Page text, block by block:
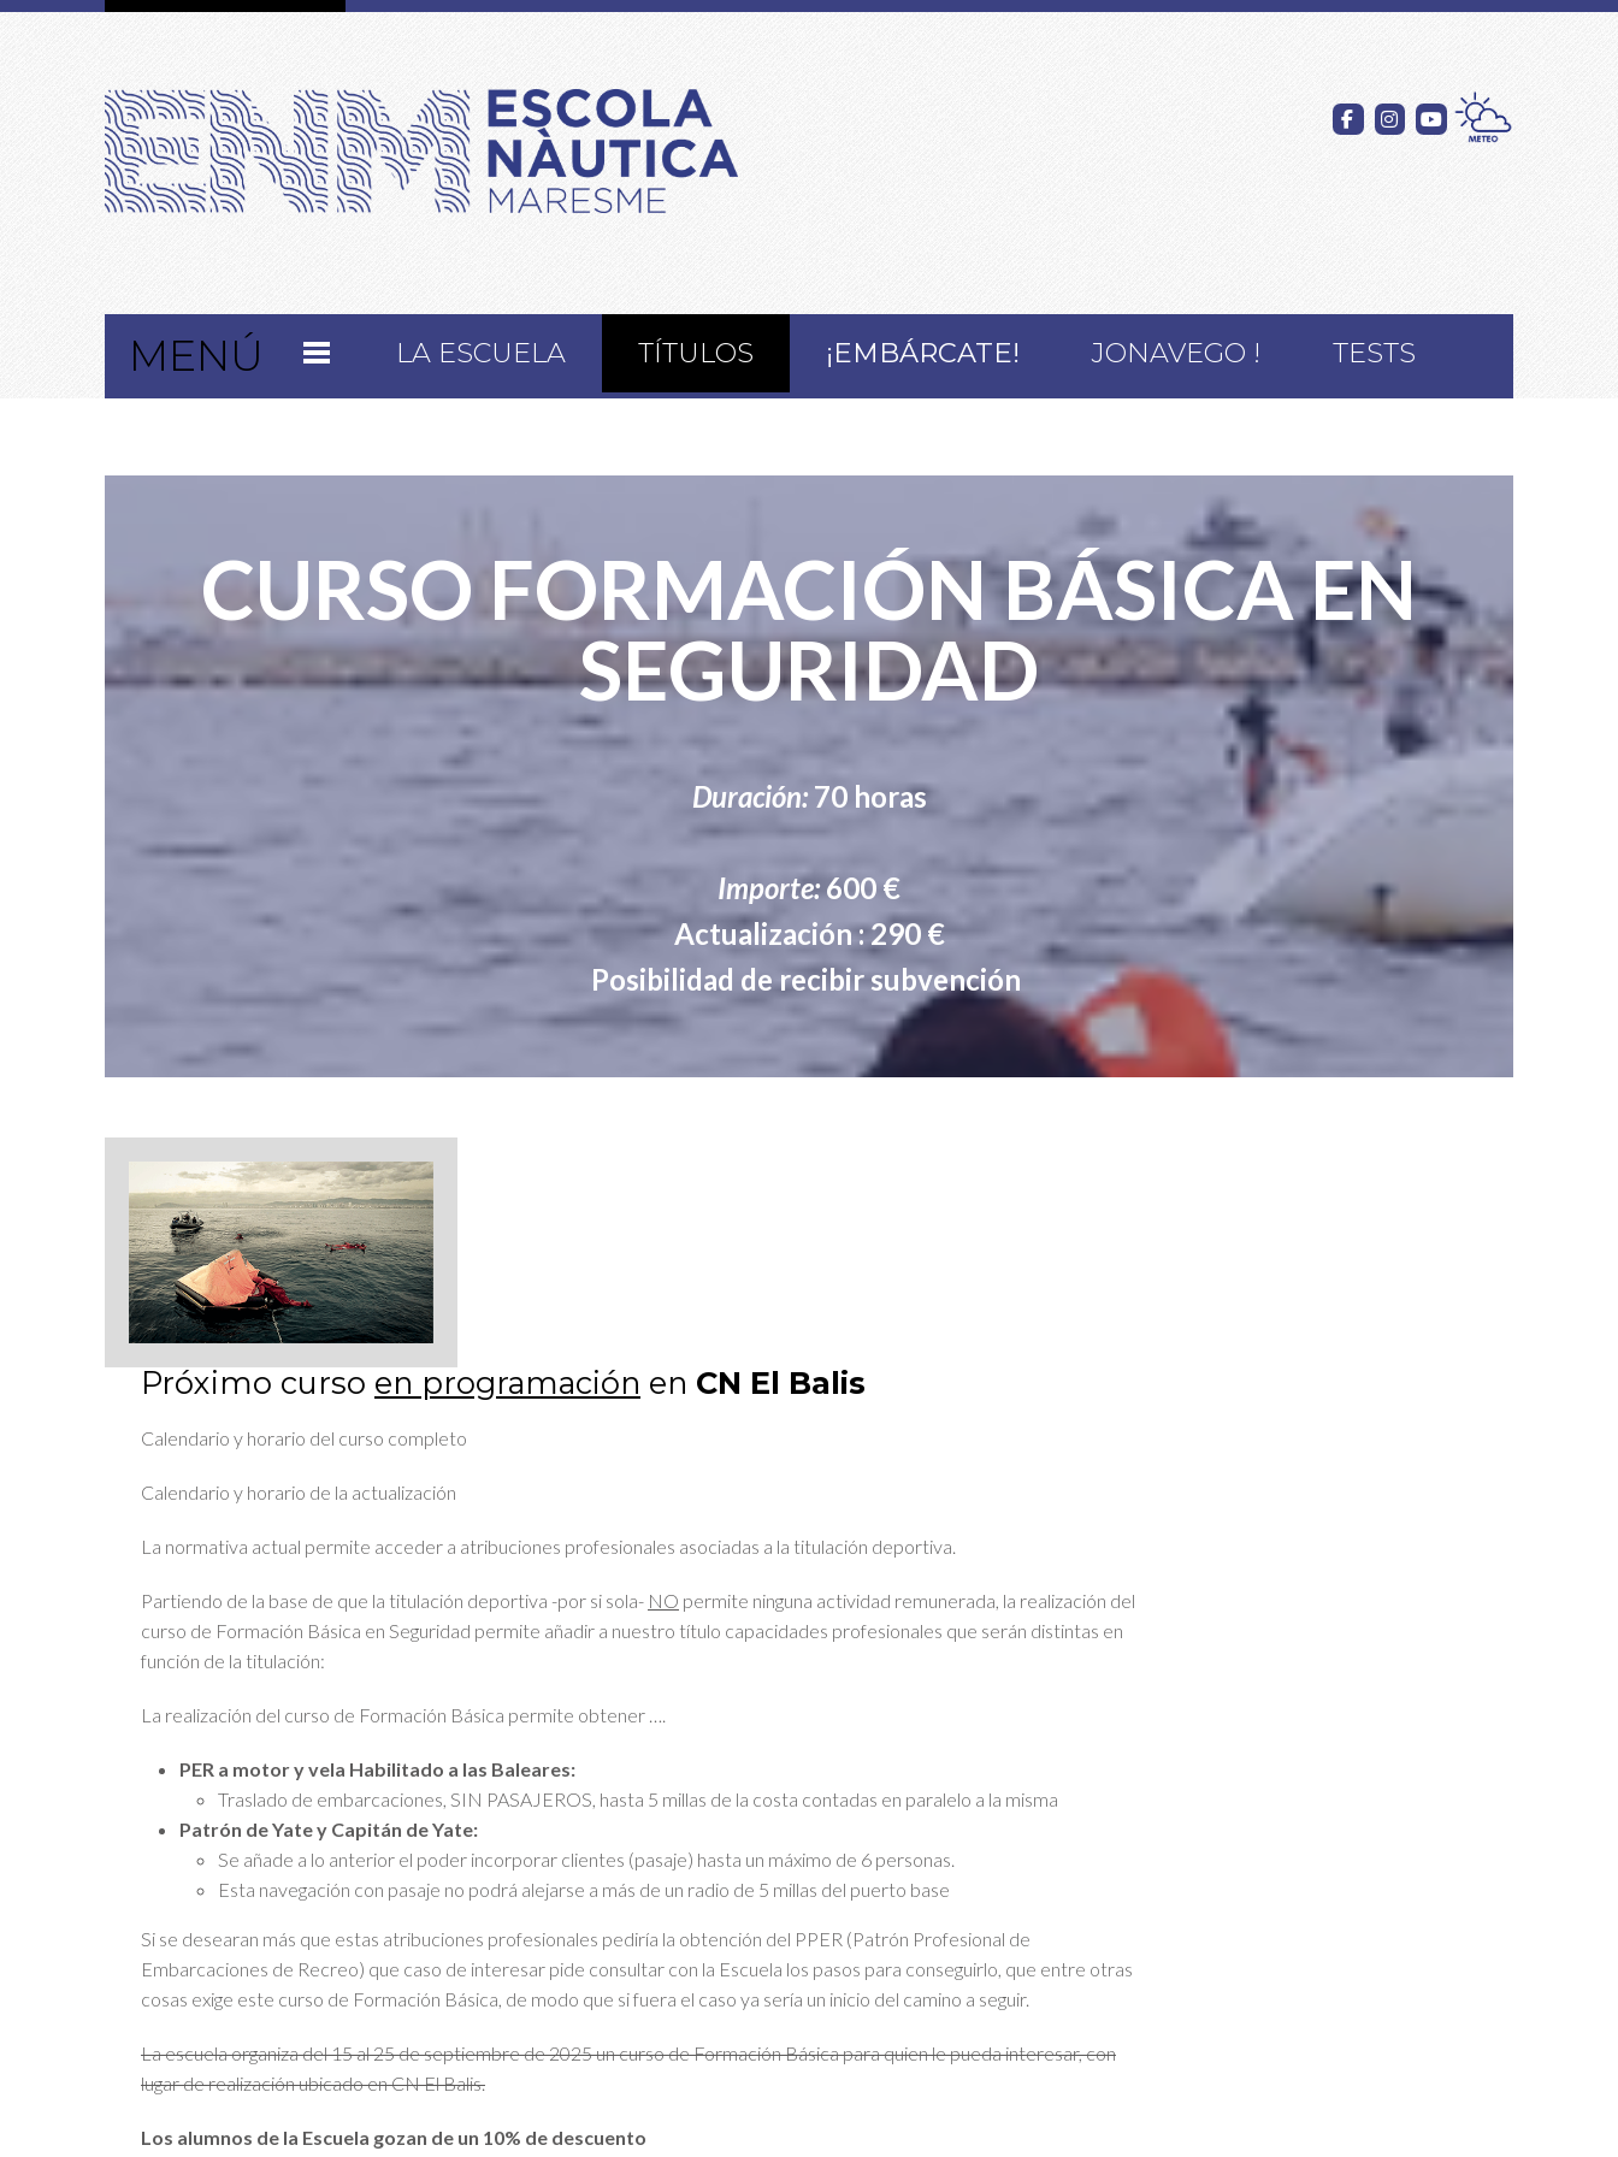
MENÚ LA ESCUELA TÍTULOS ¡EMBÁRCATE! JONAVEGO ! TESTS
CURSO FORMACIÓN BÁSICA EN
SEGURIDAD
Duración:70 horas
Importe: 600 €
Actualización : 290 €
Posibilidad de recibir subvención
Próximo curso en programación en CN El Balis
Calendario y horario del curso completo
Calendario y horario de la actualización
La normativa actual permite acceder a atribuciones profesionales asociadas a la titulación deportiva.
Partiendo de la base de que la titulación deportiva -por si sola- NO permite ninguna actividad remunerada, la realización del
curso de Formación Básica en Seguridad permite añadir a nuestro título capacidades profesionales que serán distintas en
función de la titulación:
La realización del curso de Formación Básica permite obtener ….
PER a motor y vela Habilitado a las Baleares:
Traslado de embarcaciones, SIN PASAJEROS, hasta 5 millas de la costa contadas en paralelo a la misma
Patrón de Yate y Capitán de Yate:
Se añade a lo anterior el poder incorporar clientes (pasaje) hasta un máximo de 6 personas.
Esta navegación con pasaje no podrá alejarse a más de un radio de 5 millas del puerto base
Si se desearan más que estas atribuciones profesionales pediría la obtención del PPER (Patrón Profesional de
Embarcaciones de Recreo) que caso de interesar pide consultar con la Escuela los pasos para conseguirlo, que entre otras
cosas exige este curso de Formación Básica, de modo que si fuera el caso ya sería un inicio del camino a seguir.
La escuela organiza del 15 al 25 de septiembre de 2025 un curso de Formación Básica para quien le pueda interesar, con
lugar de realización ubicado en CN El Balis.
Los alumnos de la Escuela gozan de un 10% de descuento